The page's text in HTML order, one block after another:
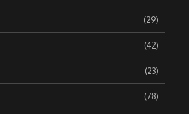
(29)
(42)
(23)
(78)